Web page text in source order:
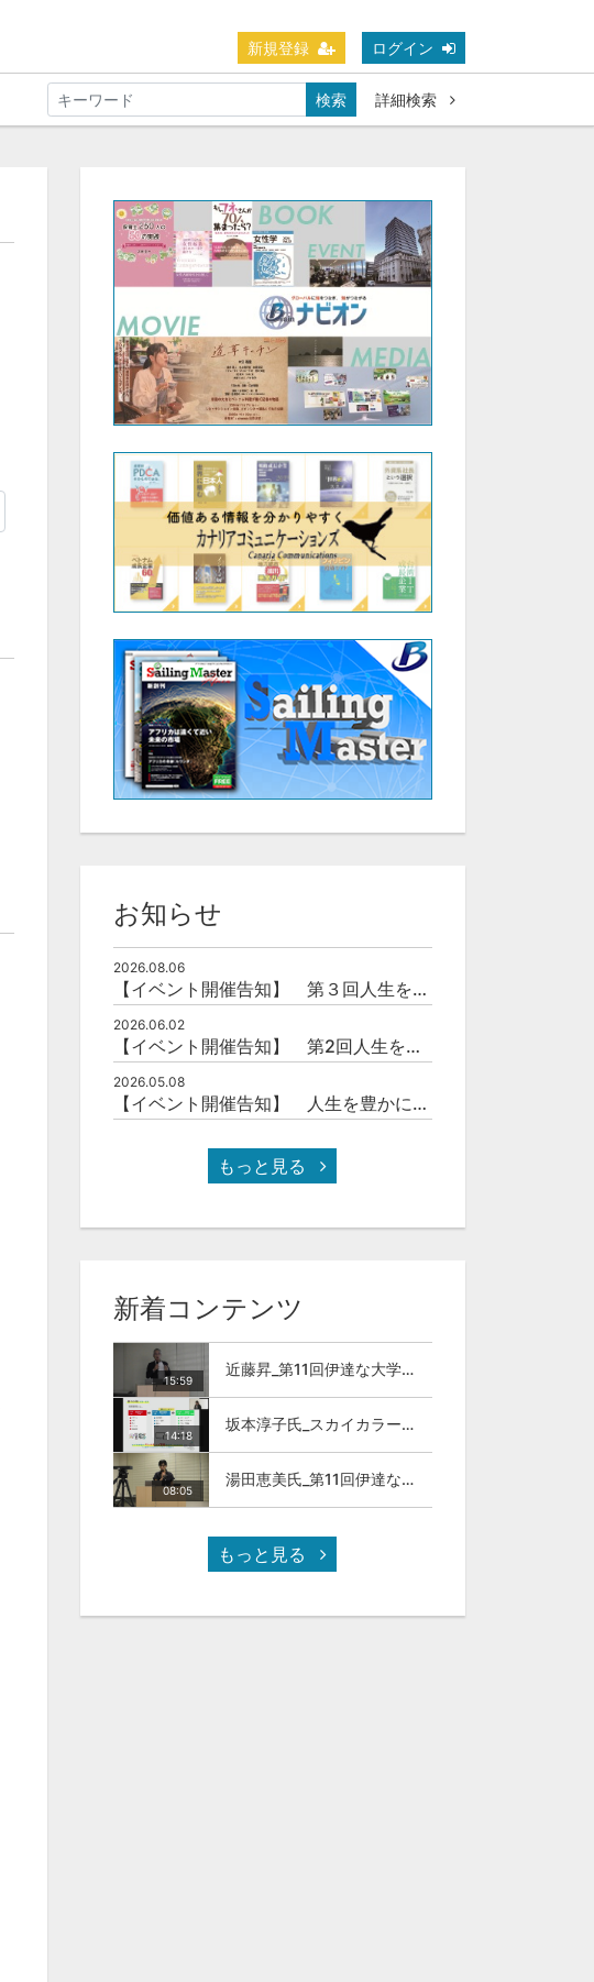
新規登録 ログイン
検索 詳細検索
お知らせ
2026.08.06
【イベント開催告知】 第３回人生を豊かにする「本の力」を学ぶ会
2026.06.02
【イベント開催告知】 第2回人生を豊かにする「本の力」を学ぶ会
2026.05.08
【イベント開催告知】 人生を豊かにする「本の力」を学ぶ会
もっと見る
新着コンテンツ
15:59
近藤昇_第11回伊達な大学院セミナー
14:18
坂本淳子氏_スカイカラー人材とは
08:05
湯田恵美氏_第11回伊達な大学院セミナー
もっと見る